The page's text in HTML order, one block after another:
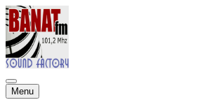
Menu Skip